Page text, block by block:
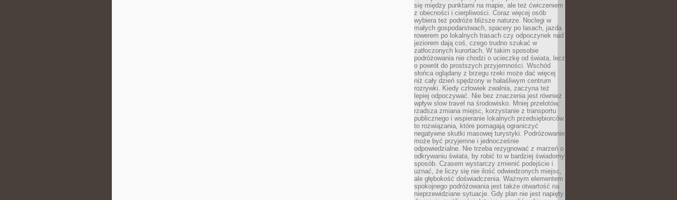
się między punktami na mapie, ale też ćwiczeniem
z obecności i cierpliwości. Coraz więcej osób
wybiera też podróże bliższe naturze. Noclegi w
małych gospodarstwach, spacery po lasach, jazda
rowerem po lokalnych trasach czy odpoczynek nad
jeziorem dają coś, czego trudno szukać w
zatłoczonych kurortach. W takim sposobie
podróżowania nie chodzi o ucieczkę od świata, lecz
o powrót do prostszych przyjemności. Wschód
słońca oglądany z brzegu rzeki może dać więcej
niż cały dzień spędzony w hałaśliwym centrum
rozrywki. Kiedy człowiek zwalnia, zaczyna też
lepiej odpoczywać. Nie bez znaczenia jest również
wpływ slow travel na środowisko. Mniej przelotów,
rzadsza zmiana miejsc, korzystanie z transportu
publicznego i wspieranie lokalnych przedsiębiorców
to rozwiązania, które pomagają ograniczyć
negatywne skutki masowej turystyki. Podróżowanie
może być przyjemne i jednocześnie
odpowiedzialne. Nie trzeba rezygnować z marzeń o
odkrywaniu świata, by robić to w bardziej świadomy
sposób. Czasem wystarczy zmienić podejście i
uznać, że liczy się nie ilość odwiedzonych miejsc,
ale głębokość doświadczenia. Ważnym elementem
spokojnego podróżowania jest także otwartość na
nieprzewidziane sytuacje. Gdy plan nie jest napięty